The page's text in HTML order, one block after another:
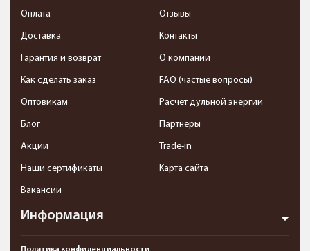
Информация
Оплата
Доставка
Гарантия и возврат
Как сделать заказ
Оптовикам
Блог
Акции
Наши сертификаты
Вакансии
Отзывы
Контакты
О компании
FAQ (частые вопросы)
Расчет дульной энергии
Партнеры
Trade-in
Карта сайта